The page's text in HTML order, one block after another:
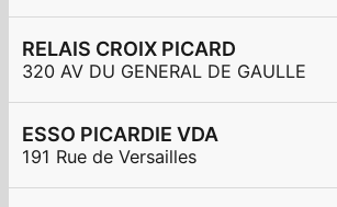
RELAIS CROIX PICARD
320 AV DU GENERAL DE GAULLE
ESSO PICARDIE VDA
191 Rue de Versailles